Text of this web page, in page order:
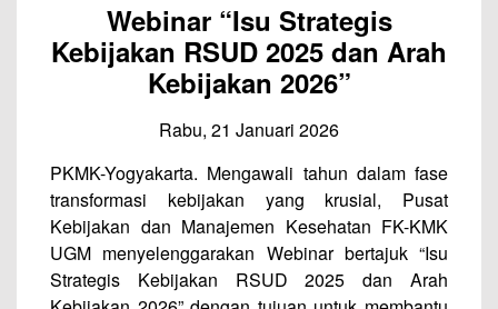
Webinar “Isu Strategis
Kebijakan RSUD 2025 dan Arah
Kebijakan 2026”
Rabu, 21 Januari 2026
PKMK-Yogyakarta. Mengawali tahun dalam fase
transformasi kebijakan yang krusial, Pusat
Kebijakan dan Manajemen Kesehatan FK-KMK
UGM menyelenggarakan Webinar bertajuk “Isu
Strategis Kebijakan RSUD 2025 dan Arah